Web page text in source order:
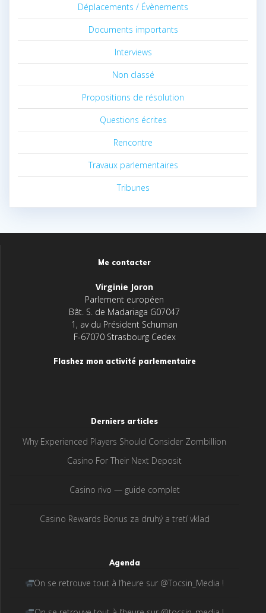
Déplacements / Évènements
Documents importants
Interviews
Non classé
Propositions de résolution
Questions écrites
Rencontre
Travaux parlementaires
Tribunes
Me contacter
Virginie Joron
Parlement européen
Bât. S. de Madariaga G07047
1, av du Président Schuman
F-67070 Strasbourg Cedex
Flashez mon activité parlementaire
Derniers articles
Why Experienced Players Should Consider Zombillion
Casino For Their Next Deposit
Casino rivo — guide complet
Casino Rewards Bonus za druhý a tretí vklad
Agenda
On se retrouve tout à l’heure sur @Tocsin_Media !